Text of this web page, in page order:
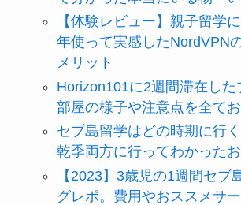
【体験レビュー】親子留学
年使って実感したNordVPN
メリット
Horizon101に2週間滞在した
部屋の様子や注意点を全てお
セブ島留学はどの時期に行
乾季両方に行ってわかった
【2023】3歳児の1週間セブ
グレポ。費用やおススメサー